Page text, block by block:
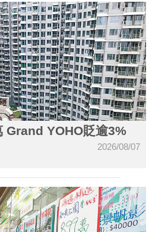
Grand YOHO貶逾3%
2026/08/07